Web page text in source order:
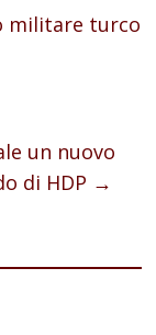
militare turco
un nuovo
di HDP →